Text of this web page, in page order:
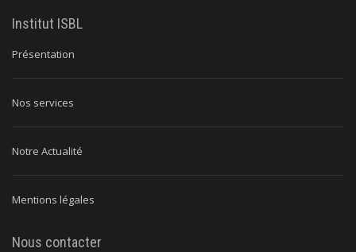
Institut ISBL
Présentation
Nos services
Notre Actualité
Mentions légales
Nous contacter